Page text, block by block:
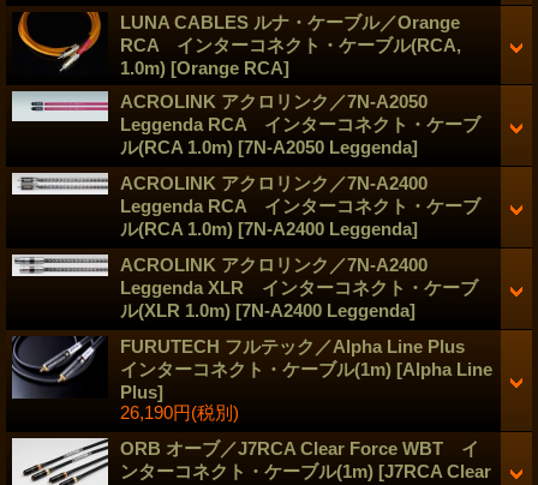
LUNA CABLES ルナ・ケーブル／Orange
RCA インターコネクト・ケーブル(RCA,
1.0m) [Orange RCA]
ACROLINK アクロリンク／7N-A2050
Leggenda RCA インターコネクト・ケーブ
ル(RCA 1.0m) [7N-A2050 Leggenda]
ACROLINK アクロリンク／7N-A2400
Leggenda RCA インターコネクト・ケーブ
ル(RCA 1.0m) [7N-A2400 Leggenda]
ACROLINK アクロリンク／7N-A2400
Leggenda XLR インターコネクト・ケーブ
ル(XLR 1.0m) [7N-A2400 Leggenda]
FURUTECH フルテック／Alpha Line Plus
インターコネクト・ケーブル(1m) [Alpha Line
Plus]
26,190円(税別)
ORB オーブ／J7RCA Clear Force WBT イ
ンターコネクト・ケーブル(1m) [J7RCA Clear